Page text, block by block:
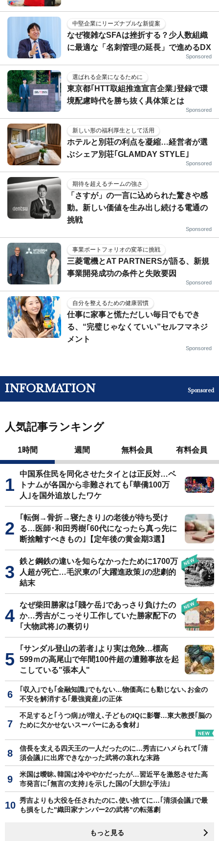
中堅企業にリーズナブルな新提案
なぜ複雑なSFAは挫折する？少人数組織
に最適な「名刺管理の延長」で進めるDX
Sponsored
選ばれる企業になるために
東京都｢HTT取組推進宣言企業｣登録で環
境配慮時代を勝ち抜く具体策とは
Sponsored
新しい形の福利厚生として活用
ホテルと別荘の利点を凝縮…経営者が選
ぶシェア別荘｢GLAMDAY STYLE｣
Sponsored
期待を超えるチームの強さ
「さすが」の一言に込められた驚きや感
動。新しい価値を生み出し続ける電通の
挑戦
Sponsored
事業ポートフォリオの変革に挑戦
三菱電機とAT PARTNERSが語る、新規
事業開発成功の条件と失敗要因
Sponsored
自分を整えるための健康習慣
仕事に家事と慌ただしい毎日でもでき
る、“完璧じゃなくていい”セルフマネジ
メント
Sponsored
INFORMATION Sponsored
人気記事ランキング
1時間 週間 無料会員 有料会員
中国系住民を同化させたタイとは正反対…ベ
トナムが各国から非難されても｢華僑100万
人｣を国外追放したワケ
｢転倒→骨折→寝たきり｣の老後が待ち受け
る…医師･和田秀樹｢60代になったら真っ先に
断捨離すべきもの｣【定年後の黄金期3選】
鉄と鋼鉄の違いを知らなかったために1700万
人超が死亡…毛沢東の｢大躍進政策｣の悲劇的
結末
なぜ柴田勝家は｢賤ケ岳｣であっさり負けたの
か…秀吉がこっそり工作していた勝家配下の
｢大物武将｣の裏切り
｢サンダル登山の若者｣より実は危険…標高
599ｍの高尾山で年間100件超の遭難事故を起
こしている"張本人"
｢収入｣でも｢金融知識｣でもない…物価高にも動じない､お金の
不安を解消する｢最強資産｣の正体
不足すると｢うつ病｣が増え､子どものIQに影響…東大教授｢脳の
ために欠かせないスーパーにある食材｣
信長を支える四天王の一人だったのに…秀吉にハメられて｢清
須会議｣に出席できなかった武将の哀れな末路
米国は曖昧､韓国は冷ややかだったが…習近平を激怒させた高
市発言に｢無言の支持｣を示した国の｢大胆な手法｣
秀吉よりも大役を任されたのに､使い捨てに…｢清須会議｣で最
も損をした"織田家ナンバー2の武将"の転落劇
もっと見る